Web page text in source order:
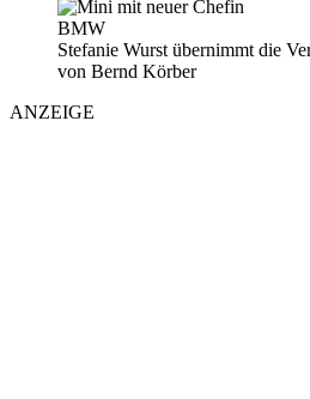
BMW
Stefanie Wurst übernimmt die
von Bernd Körber
ANZEIGE